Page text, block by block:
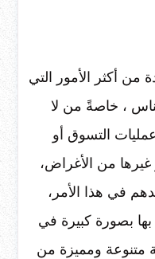
من أكثر الأمور التي
، خاصةً من لا
التسوق أو
غيرها من الأغراض،
في هذا الأمر،
بها بصورة كبيرة في
متنوعة ومميزة من